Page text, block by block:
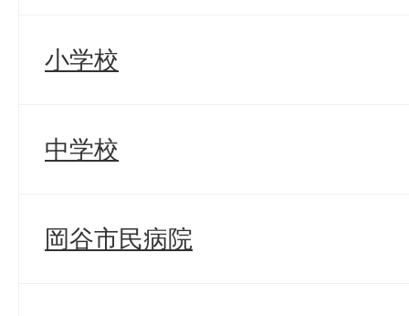
小学校
中学校
岡谷市民病院